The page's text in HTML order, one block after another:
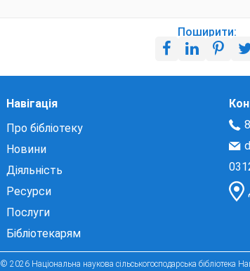
Поширити:
Навігація
Про бібліотеку
Новини
Діяльність
Ресурси
Послуги
Бібліотекарям
© 2026 Національна наукова сільськогосподарська бібліотека